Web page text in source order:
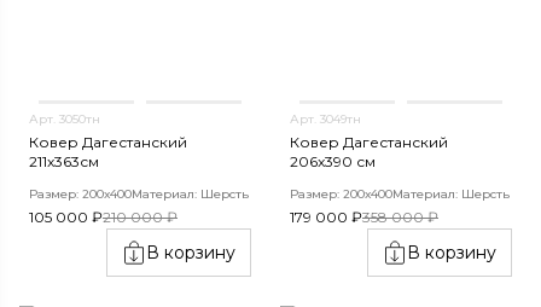
Арт. 3050тн
Ковер Дагестанский
211x363см
Размер: 200х400Материал: Шерсть
105 000 ₽210 000 ₽
В корзину
Арт. 3049тн
Ковер Дагестанский
206x390 см
Размер: 200х400Материал: Шерсть
179 000 ₽358 000 ₽
В корзину